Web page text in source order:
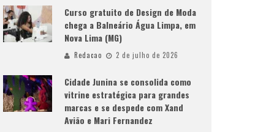
Curso gratuito de Design de Moda
chega a Balneário Água Limpa, em
Nova Lima (MG)
Redacao 2 de julho de 2026
Cidade Junina se consolida como
vitrine estratégica para grandes
marcas e se despede com Xand
Avião e Mari Fernandez